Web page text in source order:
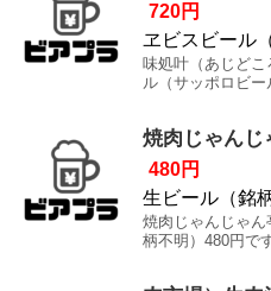
720円
ヱビスビール
味処叶（あじど
ル（サッポロビー
焼肉じゃんじ
480円
生ビール（銘
焼肉じゃんじゃ
柄不明）480円です